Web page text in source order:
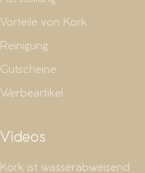
Vorteile von Kork
Reinigung
Gutscheine
Werbeartikel
Videos
Kork ist wasserabweisend